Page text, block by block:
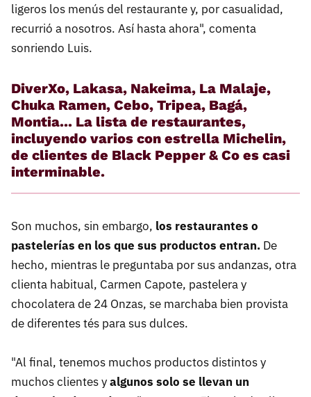
ligeros los menús del restaurante y, por casualidad,
recurrió a nosotros. Así hasta ahora", comenta
sonriendo Luis.
DiverXo, Lakasa, Nakeima, La Malaje,
Chuka Ramen, Cebo, Tripea, Bagá,
Montia... La lista de restaurantes,
incluyendo varios con estrella Michelin,
de clientes de Black Pepper & Co es casi
interminable.
Son muchos, sin embargo, los restaurantes o
pastelerías en los que sus productos entran. De
hecho, mientras le preguntaba por sus andanzas, otra
clienta habitual, Carmen Capote, pastelera y
chocolatera de 24 Onzas, se marchaba bien provista
de diferentes tés para sus dulces.
"Al final, tenemos muchos productos distintos y
muchos clientes yalgunos solo se llevan un